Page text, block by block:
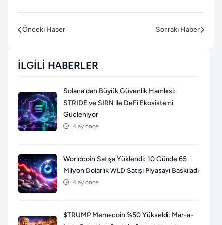
Önceki Haber Sonraki Haber
İLGILI HABERLER
Solana’dan Büyük Güvenlik Hamlesi:
STRIDE ve SIRN ile DeFi Ekosistemi
Güçleniyor
4 ay önce
Worldcoin Satışa Yüklendi: 10 Günde 65
Milyon Dolarlık WLD Satışı Piyasayı Baskıladı
4 ay önce
$TRUMP Memecoin %50 Yükseldi: Mar-a-